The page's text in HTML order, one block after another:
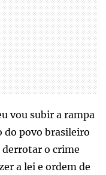
vou subir a rampa
do povo brasileiro
o crime
a lei e ordem de